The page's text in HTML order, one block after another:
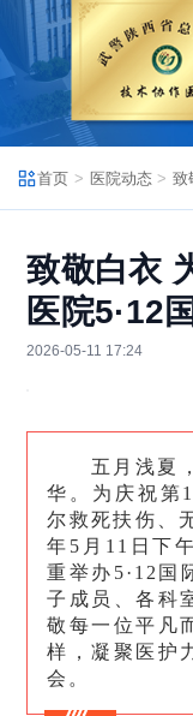
首页 医院动态
致敬白衣
医院5·12
2026-05-11 17:24
五月浅夏
华。为庆祝第
尔救死扶伤、
年5月11日下
重举办 5·12 国
子成员、各科
敬每一位平凡
样，凝聚医护
会。